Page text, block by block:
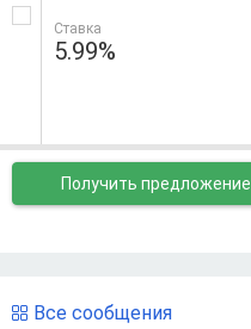
Ставка
5.99%
Получить предложение
Все сообщения